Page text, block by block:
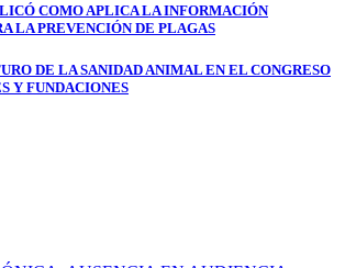
COMO APLICA LA INFORMACIÓN
LA PREVENCIÓN DE PLAGAS
DE LA SANIDAD ANIMAL EN EL CONGRESO
Y FUNDACIONES